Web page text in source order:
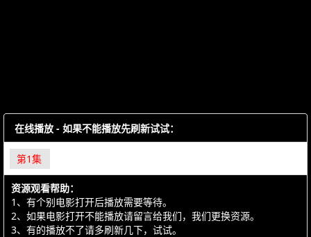
在线播放 - 如果不能播放先刷新试试：
第1集
资源观看帮助：
1、有个别电影打开后播放需要等待。
2、如果电影打开不能播放请留言给我们，我们更换资源。
3、有的播放不了请多刷新几下，试试。